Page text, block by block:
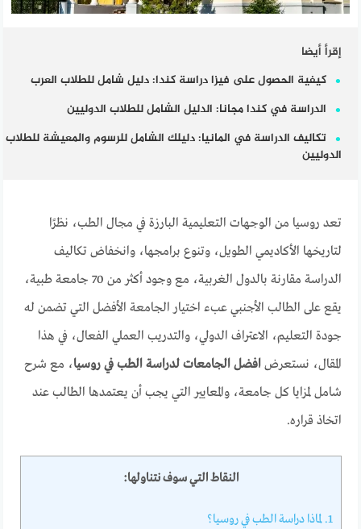
إقرأ أيضا
كيفية الحصول على فيزا دراسة كندا: دليل شامل للطلاب العرب
الدراسة في كندا مجانا: الدليل الشامل للطلاب الدوليين
تكاليف الدراسة في المانيا: دليلك الشامل للرسوم والمعيشة للطلاب
الدوليين
تعد روسيا من الوجهات التعليمية البارزة في مجال الطب، نظرًا
لتاريخها الأكاديمي الطويل، وتنوع برامجها، وانخفاض تكاليف
الدراسة مقارنة بالدول الغربية، مع وجود أكثر من 70 جامعة طبية،
يقع على الطالب الأجنبي عبء اختيار الجامعة الأفضل التي تضمن له
جودة التعليم، الاعتراف الدولي، والتدريب العملي الفعال، في هذا
المقال، نستعرضافضل الجامعات لدراسة الطب في روسيا، مع شرح
شامل لمزايا كل جامعة، والمعايير التي يجب أن يعتمدها الطالب عند
اتخاذ قراره.
النقاط التي سوف نتناولها:
1. لماذا دراسة الطب في روسيا؟